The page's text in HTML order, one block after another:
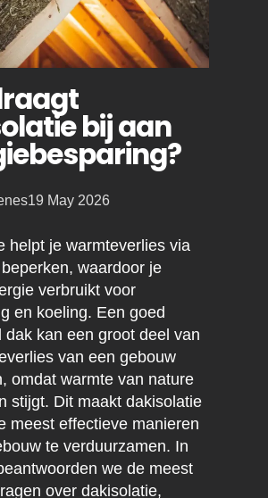
bij aan
19 May 2026
helpt je warmteverlies via
waardoor je
verbruikt voor
en koeling. Een goed
dak kan een groot deel van
van een gebouw
omdat warmte van nature
stijgt. Dit maakt dakisolatie
meest effectieve manieren
te verduurzamen. In
we de meest
over dakisolatie,